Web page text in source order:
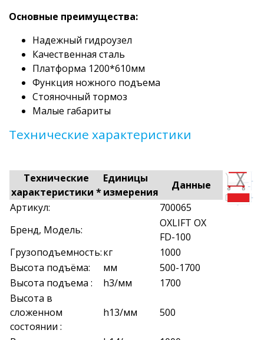
Основные преимущества:
Надежный гидроузел
Качественная сталь
Платформа 1200*610мм
Функция ножного подъема
Стояночный тормоз
Малые габариты
Технические характеристики
Технические
характеристики *
Единицы
измерения
Данные
Артикул:
700065
Бренд, Модель:
OXLIFT OX
FD-100
Грузоподъемность:кг
1000
Высота подъёма:
мм
500-1700
Высота подъема :
h3/мм
1700
Высота в
сложенном
состоянии :
h13/мм 500